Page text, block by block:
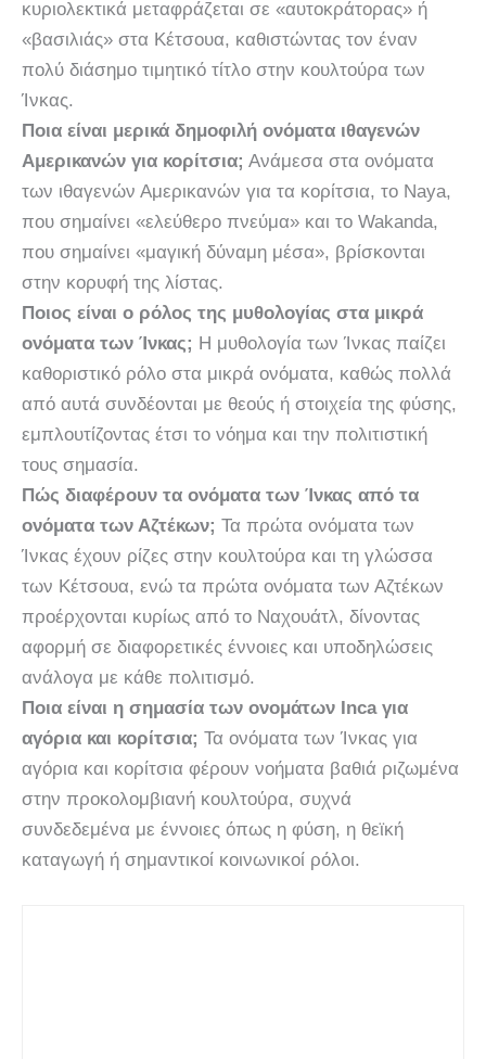
κυριολεκτικά μεταφράζεται σε «αυτοκράτορας» ή
«βασιλιάς» στα Κέτσουα, καθιστώντας τον έναν
πολύ διάσημο τιμητικό τίτλο στην κουλτούρα των
Ίνκας.
Ποια είναι μερικά δημοφιλή ονόματα ιθαγενών
Αμερικανών για κορίτσια; Ανάμεσα στα ονόματα
των ιθαγενών Αμερικανών για τα κορίτσια, το Naya,
που σημαίνει «ελεύθερο πνεύμα» και το Wakanda,
που σημαίνει «μαγική δύναμη μέσα», βρίσκονται
στην κορυφή της λίστας.
Ποιος είναι ο ρόλος της μυθολογίας στα μικρά
ονόματα των Ίνκας; Η μυθολογία των Ίνκας παίζει
καθοριστικό ρόλο στα μικρά ονόματα, καθώς πολλά
από αυτά συνδέονται με θεούς ή στοιχεία της φύσης,
εμπλουτίζοντας έτσι το νόημα και την πολιτιστική
τους σημασία.
Πώς διαφέρουν τα ονόματα των Ίνκας από τα
ονόματα των Αζτέκων; Τα πρώτα ονόματα των
Ίνκας έχουν ρίζες στην κουλτούρα και τη γλώσσα
των Κέτσουα, ενώ τα πρώτα ονόματα των Αζτέκων
προέρχονται κυρίως από το Ναχουάτλ, δίνοντας
αφορμή σε διαφορετικές έννοιες και υποδηλώσεις
ανάλογα με κάθε πολιτισμό.
Ποια είναι η σημασία των ονομάτων Inca για
αγόρια και κορίτσια; Τα ονόματα των Ίνκας για
αγόρια και κορίτσια φέρουν νοήματα βαθιά ριζωμένα
στην προκολομβιανή κουλτούρα, συχνά
συνδεδεμένα με έννοιες όπως η φύση, η θεϊκή
καταγωγή ή σημαντικοί κοινωνικοί ρόλοι.